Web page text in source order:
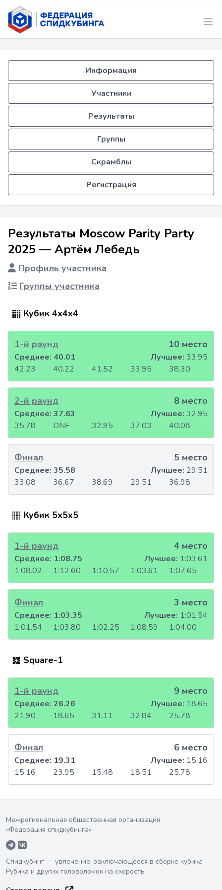
Информация
Участники
Результаты
Группы
Скрамблы
Регистрация
Результаты Moscow Parity Party
2025 — Артём Лебедь
Профиль участника
Группы участника
Кубик 4x4x4
1-й раунд 10 место
42.23 40.22 41.52 33.95 38.30
Среднее: 40.01 Лучшее: 33.95
2-й раунд 8 место
35.78 DNF 32.95 37.03 40.08
Среднее: 37.63 Лучшее: 32.95
Финал 5 место
33.08 36.67 38.69 29.51 36.98
Среднее: 35.58 Лучшее: 29.51
Кубик 5x5x5
1-й раунд 4 место
1:08.02 1:12.60 1:10.57 1:03.61 1:07.65
Среднее: 1:08.75 Лучшее: 1:03.61
Финал 3 место
1:01.54 1:03.80 1:02.25 1:08.59 1:04.00
Среднее: 1:03.35 Лучшее: 1:01.54
Square-1
1-й раунд 9 место
21.90 18.65 31.11 32.84 25.78
Среднее: 26.26 Лучшее: 18.65
Финал 6 место
15.16 23.95 15.48 18.51 25.78
Среднее: 19.31 Лучшее: 15.16
Межрегиональная общественная организация
«Федерация спидкубинга»
Спидкубинг — увлечение, заключающееся в сборке кубика
Рубика и других головоломок на скорость